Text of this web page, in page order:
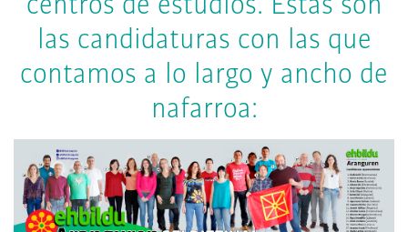
las candidaturas con las que
contamos a lo largo y ancho de
nafarroa: